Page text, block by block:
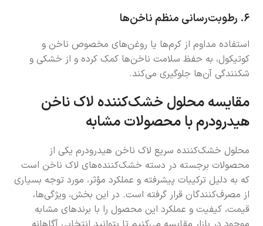
۶. رطوبت‌رسانی منظم ناخن‌ها
استفاده مداوم از کرم‌ها یا روغن‌های مخصوص ناخن و
کوتیکول، به حفظ سلامت ناخن‌ها کمک کرده و از خشکی و
شکنندگی آن‌ها جلوگیری می‌کند.
مقایسه محلول خشک‌کننده لاک ناخن
هیدرودرم با محصولات مشابه
محلول خشک‌کننده سریع لاک ناخن هیدرودرم یکی از
محصولات برجسته در دسته خشک‌کننده‌های لاک ناخن است
که به دلیل ترکیبات پیشرفته و عملکرد مؤثر، مورد توجه بسیاری
از مصرف‌کنندگان قرار گرفته است. در این بخش، ویژگی‌ها،
قیمت، کیفیت و عملکرد این محصول را با برندهای مشابه